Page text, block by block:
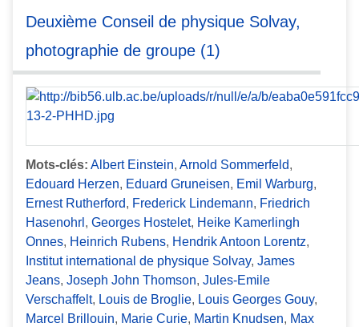
Deuxième Conseil de physique Solvay,
photographie de groupe (1)
Mots-clés: Albert Einstein, Arnold Sommerfeld,
Edouard Herzen, Eduard Gruneisen, Emil Warburg,
Ernest Rutherford, Frederick Lindemann, Friedrich
Hasenohrl , Georges Hostelet, Heike Kamerlingh
Onnes, Heinrich Rubens, Hendrik Antoon Lorentz,
Institut international de physique Solvay, James
Jeans, Joseph John Thomson, Jules-Emile
Verschaffelt, Louis de Broglie, Louis Georges Gouy,
Marcel Brillouin, Marie Curie, Martin Knudsen, Max